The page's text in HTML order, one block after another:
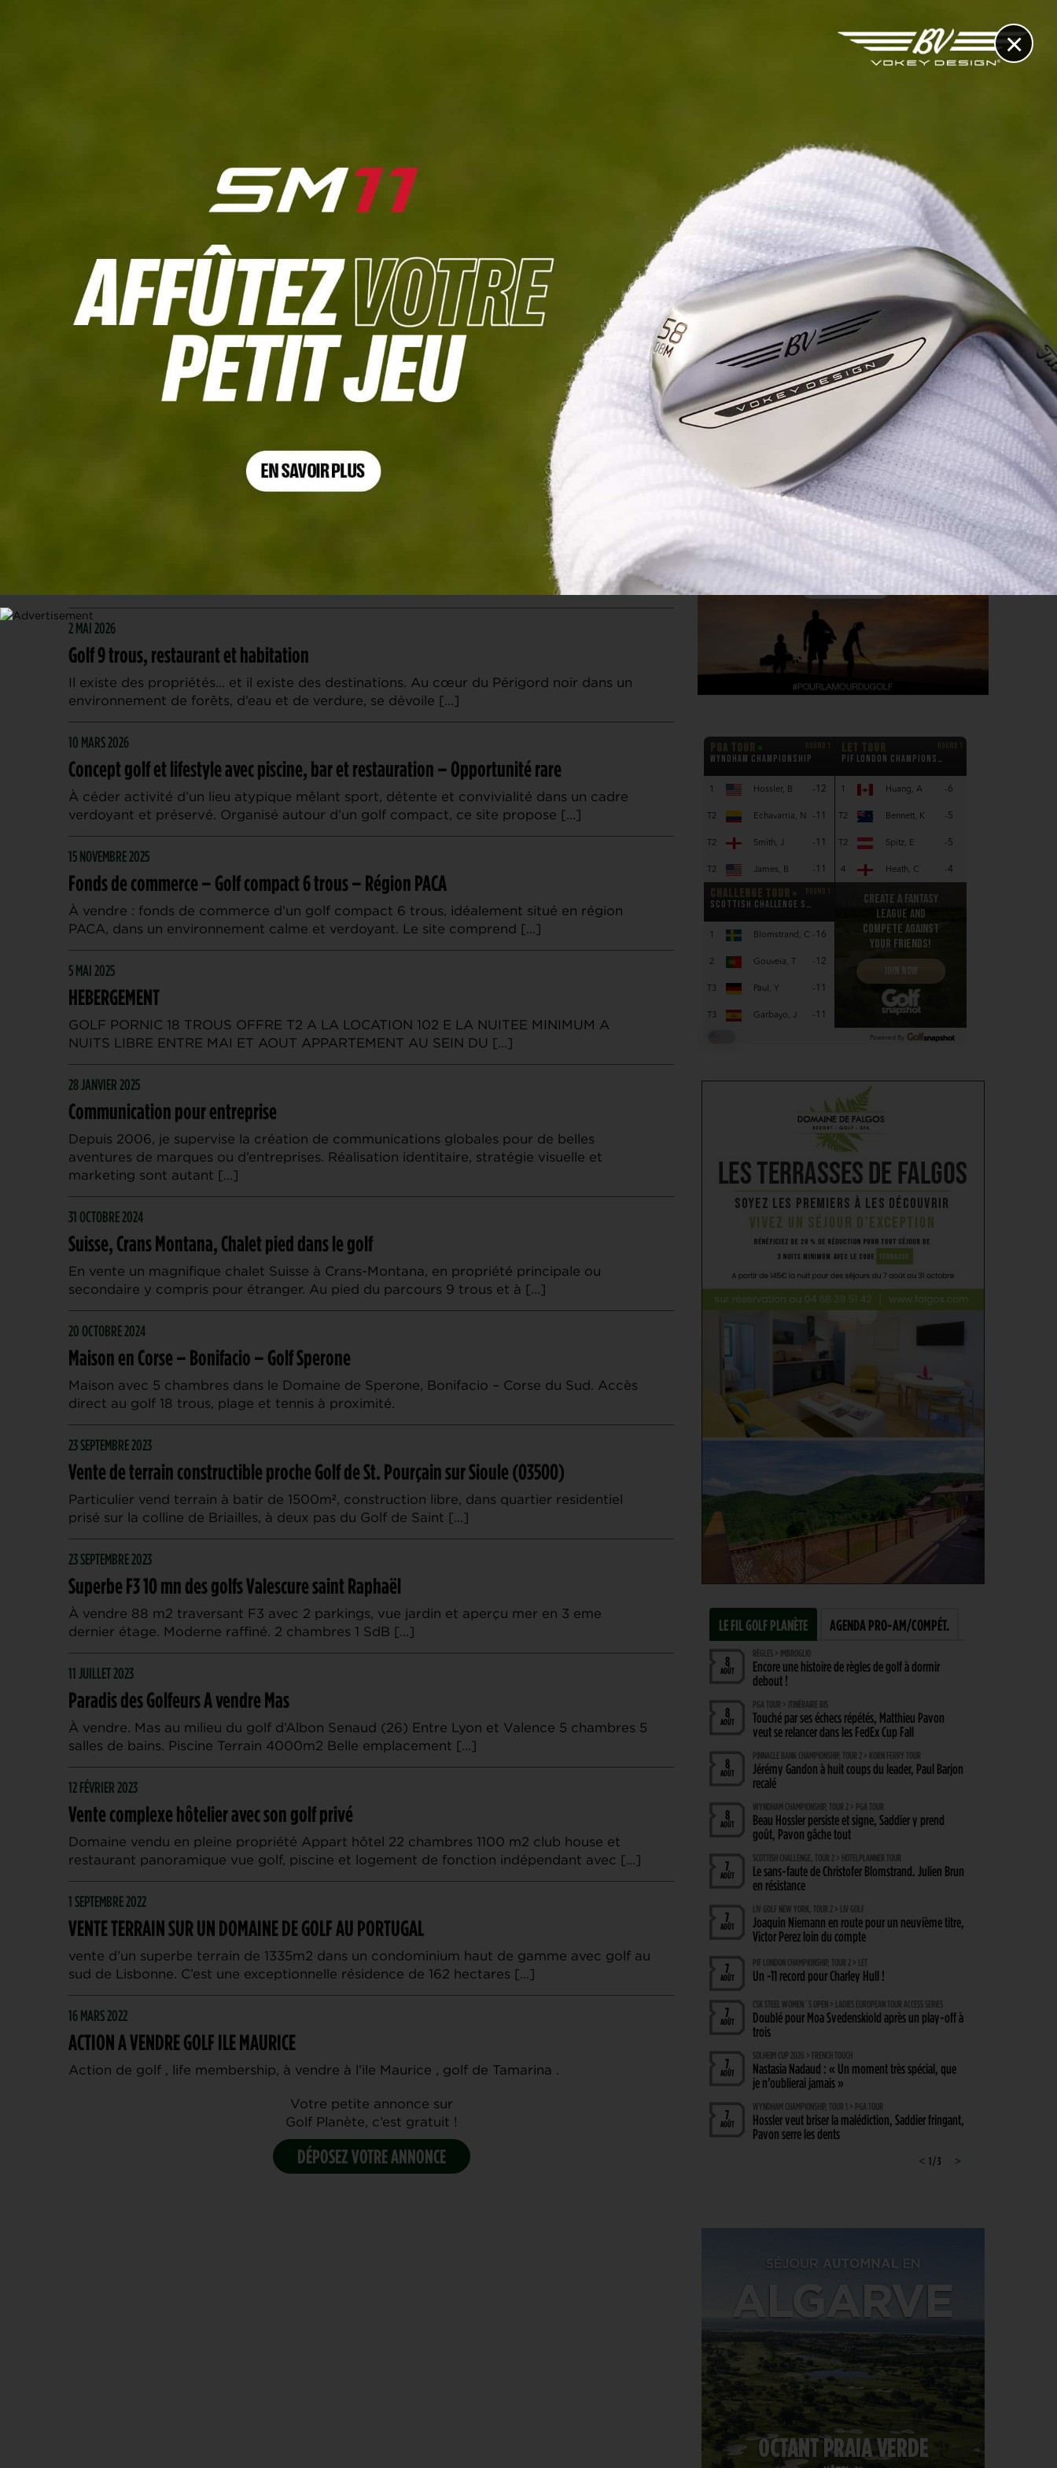
×
Cette rubrique "petites annonces / rencontres" est gratuite et ouverte à tous.
Transform your space into a premium golfing destination with advanced Home Golf
Simulator solutions in the UAE from Aguila Performance. Experience realistic indoor golf
2 MAI 2026
Golf 9 trous, restaurant et habitation
Il existe des propriétés… et il existe des destinations. Au cœur du Périgord noir dans un
environnement de forêts, d’eau et de verdure, se dévoile […]
10 MARS 2026
Concept golf et lifestyle avec piscine, bar et restauration – Opportunité rare
À céder activité d’un lieu atypique mêlant sport, détente et convivialité dans un cadre
verdoyant et préservé. Organisé autour d’un golf compact, ce site propose […]
15 NOVEMBRE 2025
Fonds de commerce – Golf compact 6 trous – Région PACA
À vendre : fonds de commerce d’un golf compact 6 trous, idéalement situé en région
PACA, dans un environnement calme et verdoyant. Le site comprend […]
5 MAI 2025
HEBERGEMENT
GOLF PORNIC 18 TROUS OFFRE T2 A LA LOCATION 102 E LA NUITEE MINIMUM A
NUITS LIBRE ENTRE MAI ET AOUT APPARTEMENT AU SEIN DU […]
28 JANVIER 2025
Communication pour entreprise
Depuis 2006, je supervise la création de communications globales pour de belles
aventures de marques ou d’entreprises. Réalisation identitaire, stratégie visuelle et
marketing sont autant […]
31 OCTOBRE 2024
Suisse, Crans Montana, Chalet pied dans le golf
En vente un magnifique chalet Suisse à Crans-Montana, en propriété principale ou
secondaire y compris pour étranger. Au pied du parcours 9 trous et à […]
20 OCTOBRE 2024
Maison en Corse – Bonifacio – Golf Sperone
Maison avec 5 chambres dans le Domaine de Sperone, Bonifacio – Corse du Sud. Accès
direct au golf 18 trous, plage et tennis à proximité.
23 SEPTEMBRE 2023
Vente de terrain constructible proche Golf de St. Pourçain sur Sioule (03500)
Particulier vend terrain à batir de 1500m², construction libre, dans quartier residentiel
prisé sur la colline de Briailles, à deux pas du Golf de Saint […]
23 SEPTEMBRE 2023
Superbe F3 10 mn des golfs Valescure saint Raphaël
À vendre 88 m2 traversant F3 avec 2 parkings, vue jardin et aperçu mer en 3 eme
dernier étage. Moderne raffiné. 2 chambres 1 SdB […]
11 JUILLET 2023
Paradis des Golfeurs A vendre Mas
À vendre. Mas au milieu du golf d’Albon Senaud (26) Entre Lyon et Valence 5 chambres 5
salles de bains. Piscine Terrain 4000m2 Belle emplacement […]
12 FÉVRIER 2023
Vente complexe hôtelier avec son golf privé
Domaine vendu en pleine propriété Appart hôtel 22 chambres 1100 m2 club house et
restaurant panoramique vue golf, piscine et logement de fonction indépendant avec […]
1 SEPTEMBRE 2022
VENTE TERRAIN SUR UN DOMAINE DE GOLF AU PORTUGAL
vente d’un superbe terrain de 1335m2 dans un condominium haut de gamme avec golf au
sud de Lisbonne. C’est une exceptionnelle résidence de 162 hectares […]
16 MARS 2022
ACTION A VENDRE GOLF ILE MAURICE
Action de golf , life membership, à vendre à l’ile Maurice , golf de Tamarina .
Votre petite annonce sur
Golf Planète, c’est gratuit !
DÉPOSEZ VOTRE ANNONCE
LE FIL GOLF PLANÈTE AGENDA PRO-AM/COMPÉT.
8
AOÛT
RÈGLES > IMBROGLIO
Encore une histoire de règles de golf à dormir
debout !
8
AOÛT
PGA TOUR > ITINÉRAIRE BIS
Touché par ses échecs répétés, Matthieu Pavon
veut se relancer dans les FedEx Cup Fall
8
AOÛT
PINNACLE BANK CHAMPIONSHIP, TOUR 2 > KORN FERRY TOUR
Jérémy Gandon à huit coups du leader, Paul Barjon
recalé
8
AOÛT
WYNDHAM CHAMPIONSHIP, TOUR 2 > PGA TOUR
Beau Hossler persiste et signe, Saddier y prend
goût, Pavon gâche tout
7
AOÛT
SCOTTISH CHALLENGE, TOUR 2 > HOTELPLANNER TOUR
Le sans-faute de Christofer Blomstrand. Julien Brun
en résistance
7
AOÛT
LIV GOLF NEW YORK, TOUR 2 > LIV GOLF
Joaquin Niemann en route pour un neuvième titre,
Victor Perez loin du compte
7
AOÛT
PIF LONDON CHAMPIONSHIP, TOUR 2 > LET
Un -11 record pour Charley Hull !
7
AOÛT
CSK STEEL WOMEN´S OPEN > LADIES EUROPEAN TOUR ACCESS SERIES
Doublé pour Moa Svedenskiold après un play-off à
trois
7
AOÛT
SOLHEIM CUP 2026 > FRENCH TOUCH
Nastasia Nadaud : « Un moment très spécial, que
je n’oublierai jamais »
7
AOÛT
WYNDHAM CHAMPIONSHIP, TOUR 1 > PGA TOUR
Hossler veut briser la malédiction, Saddier fringant,
Pavon serre les dents
LIV Golf : Quel avenir pour Rahm et DeChambeau ?
AOÛT
PGA TOUR > DIVORCE
Le FedEx St. Jude Championship va perdre son
statut de tournoi XXL
6 DP WORLD TOUR > PLATEAU DE RÊVE
De nombreuses stars annoncées à l’Irish Open
Vidéo : un jeu pour égayer les entraînements de
vos enfants
LIV GOLF > NOUVELLE ÈRE
< >
1 / 3